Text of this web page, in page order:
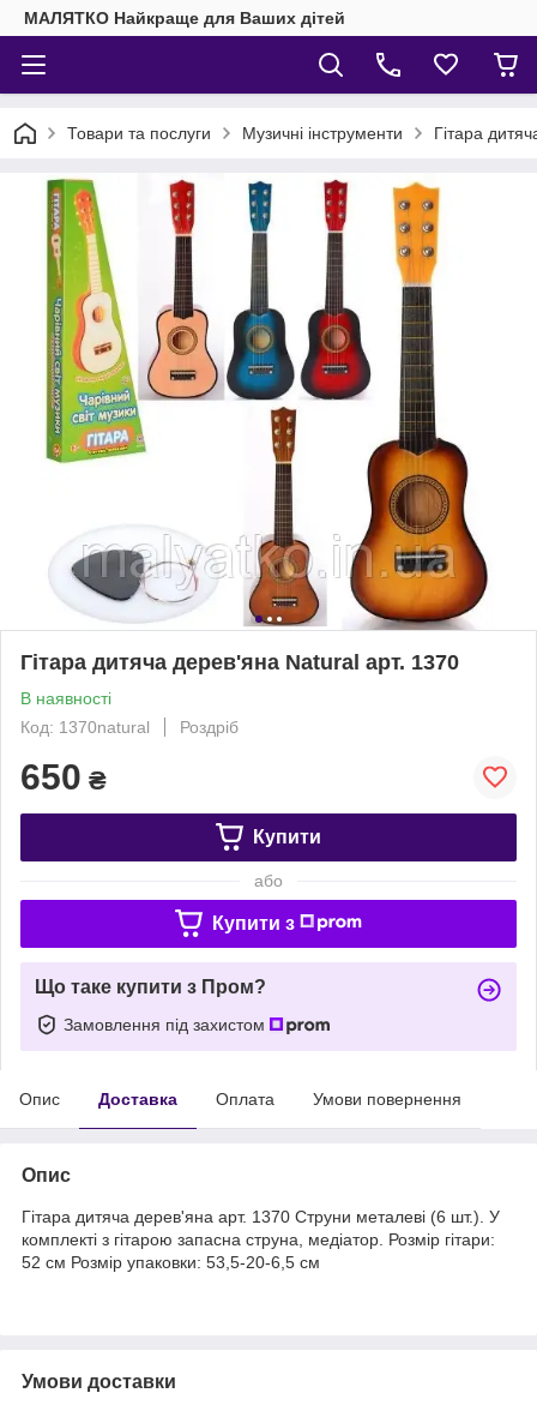
МАЛЯТКО Найкраще для Ваших дітей
Товари та послуги Музичні інструменти Гітара
Гітара дитяча дерев'яна Natural арт. 1370
В наявності
Код: 1370natural
Роздріб
650 ₴
Купити
або
Купити з
Що таке купити з Пром?
Замовлення під захистом
Опис Доставка Оплата Умови повернення
Опис
Гітара дитяча дерев'яна арт. 1370 Струни металеві (6 шт.). У
комплекті з гітарою запасна струна, медіатор. Розмір гітари:
52 см Розмір упаковки: 53,5-20-6,5 см
Умови доставки